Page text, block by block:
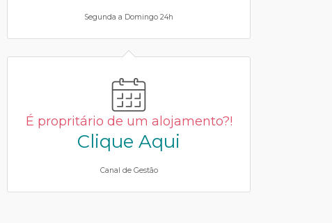
Segunda a Domingo 24h
É propritário de um alojamento?!
Clique Aqui
Canal de Gestão